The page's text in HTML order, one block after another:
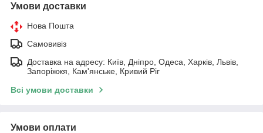
Умови доставки
Нова Пошта
Самовивіз
Доставка на адресу: Київ, Дніпро, Одеса, Харків, Львів,
Запоріжжя, Кам'янське, Кривий Ріг
Всі умови доставки
Умови оплати